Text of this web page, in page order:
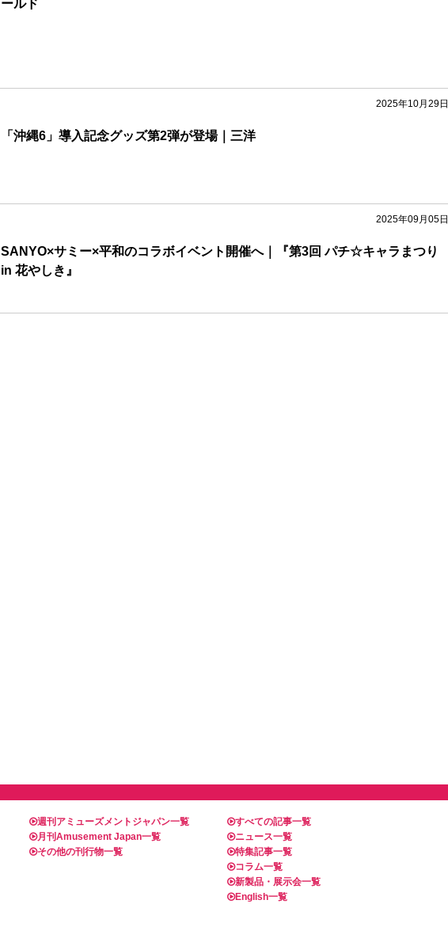
ールド
2025年10月29日
「沖縄6」導入記念グッズ第2弾が登場｜三洋
2025年09月05日
SANYO×サミー×平和のコラボイベント開催へ｜『第3回 パチ☆キャラまつり
in 花やしき』
週刊アミューズメントジャパン一覧
月刊Amusement Japan一覧
その他の刊行物一覧
すべての記事一覧
ニュース一覧
特集記事一覧
コラム一覧
新製品・展示会一覧
English一覧